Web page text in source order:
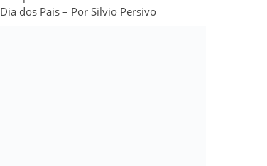
Dia dos Pais – Por Silvio Persivo